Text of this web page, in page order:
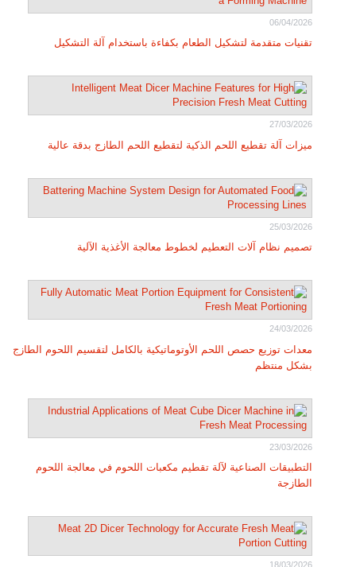
06/04/2026
تقنيات متقدمة لتشكيل الطعام بكفاءة باستخدام آلة التشكيل
27/03/2026
ميزات آلة تقطيع اللحم الذكية لتقطيع اللحم الطازج بدقة عالية
25/03/2026
تصميم نظام آلات التعطيم لخطوط معالجة الأغذية الآلية
24/03/2026
معدات توزيع حصص اللحم الأوتوماتيكية بالكامل لتقسيم اللحوم الطازج
بشكل منتظم
23/03/2026
التطبيقات الصناعية لآلة تقطيم مكعبات اللحوم في معالجة اللحوم
الطازجة
18/03/2026